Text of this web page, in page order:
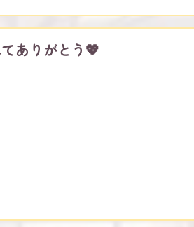
ありがとう💖